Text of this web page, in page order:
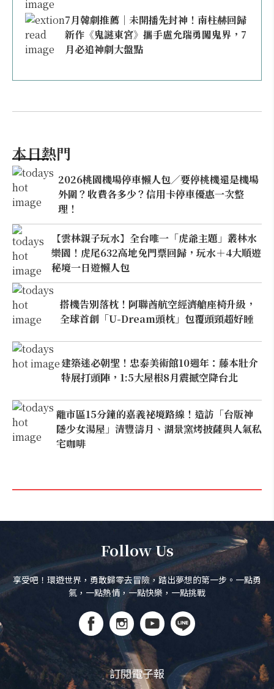
7月韓劇推薦｜未開播先封神！南柱赫回歸
新作《鬼謎東宮》攜手盧允瑞勇闖鬼界，7
月必追神劇大盤點
本日熱門
2026桃園機場停車懶人包／要停桃機還是機場
外圍？收費各多少？信用卡停車優惠一次整
理！
【雲林親子玩水】全台唯一「虎爺主題」叢林水
樂園！虎尾632高地免門票回歸，玩水＋4大順遊
秘境一日遊懶人包
搭機告別落枕！阿聯酋航空經濟艙座椅升級，
全球首創「U-Dream頭枕」包覆頭頸超好睡
建築迷必朝聖！忠泰美術館10週年：藤本壯介
特展打頭陣，1:5大屋根8月震撼空降台北
離市區15分鐘的嘉義祕境路線！造訪「台版神
隱少女湯屋」清豐濤月、湖景窯烤披薩與人氣私
宅咖啡
Follow Us
享受吧！環遊世界，勇敢歸零去冒險，踏出夢想的第一步。一點勇
氣，一點熱情，一點快樂，一點挑戰
訂閱電子報